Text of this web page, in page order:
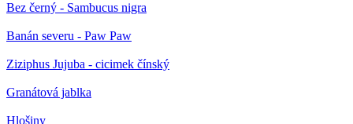
Bez černý - Sambucus nigra
Banán severu - Paw Paw
Ziziphus Jujuba - cicimek čínský
Granátová jablka
Hlošiny